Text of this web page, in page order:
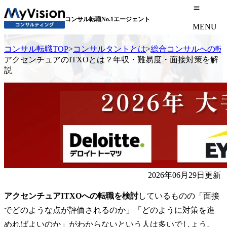
コンサル転職No.1エージェント
MENU
コンサル転職TOP>コンサルタントとは>総合コンサルへの転
アクセンチュアのITXOとは？年収・難易度・面接対策を解
説
2026年06月29日更新
アクセンチュアITXOへの転職を検討しているものの「面接
でどのような点が評価されるのか」「どのように対策を進
めればよいのか」がわからないという人は多いでしょう。